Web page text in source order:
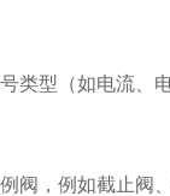
型（如电流、
，例如截止阀、